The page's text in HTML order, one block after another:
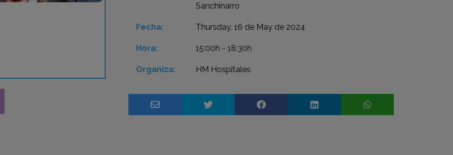
Sanchinarro
Fecha: Thursday, 16 de May de 2024
Hora: 15:00h - 18:30h
Organiza: HM Hospitales